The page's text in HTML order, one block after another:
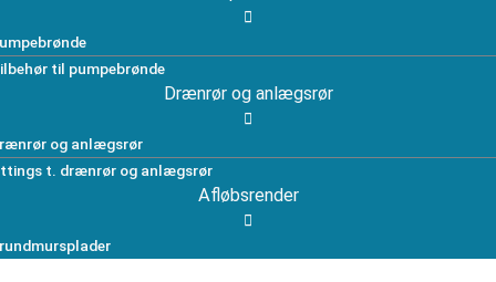
til pumpebrønde
Drænrør og anlægsrør
og anlægsrør
t. drænrør og anlægsrør
Afløbsrender